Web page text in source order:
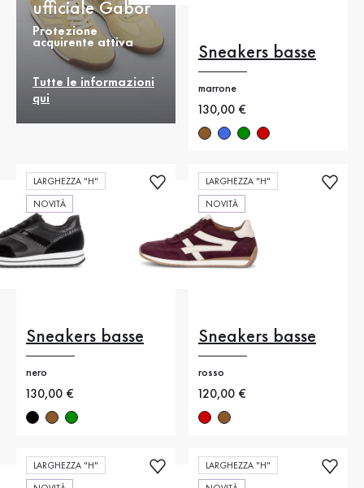
ufficiale Gabor
Protezione
acquirente attiva
Tutte le informazioni
qui
Sneakers basse
marrone
Nuovo prezzo
130,00 €
LARGHEZZA "H"
NOVITÀ
Sneakers basse
nero
Nuovo prezzo
130,00 €
LARGHEZZA "H"
NOVITÀ
Sneakers basse
rosso
Nuovo prezzo
120,00 €
LARGHEZZA "H" LARGHEZZA "H"